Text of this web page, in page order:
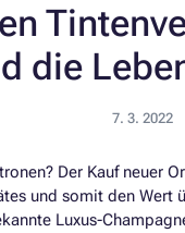
die
7. 3. 2022
Der Kauf neuer
und somit den
Luxus-